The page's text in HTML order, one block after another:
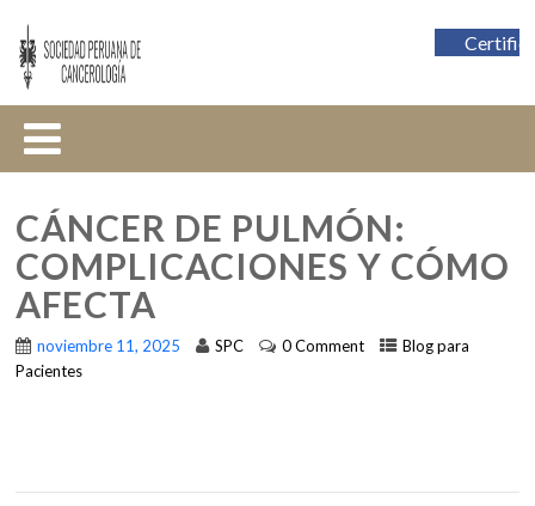
CÁNCER DE PULMÓN:
COMPLICACIONES Y CÓMO
AFECTA
noviembre 11, 2025 SPC 0 Comment
Blog para
Pacientes